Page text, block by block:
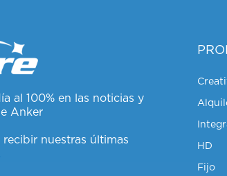
al 100% en las noticias y
Anker
recibir nuestras últimas
HD
Fijo